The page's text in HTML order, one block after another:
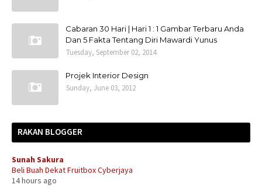
Cabaran 30 Hari | Hari 1 : 1 Gambar Terbaru Anda
Dan 5 Fakta Tentang Diri Mawardi Yunus
Tuesday, September 02, 2014
Projek Interior Design
Sunday, June 03, 2012
RAKAN BLOGGER
Sunah Sakura
Beli Buah Dekat Fruitbox Cyberjaya
14 hours ago